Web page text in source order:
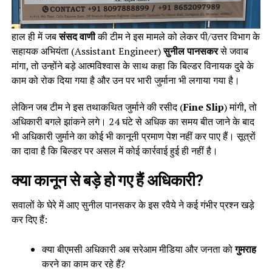
हाल ही में जबसंसद वाणीकी टीम ने इस मामले को लेकर पी/उत्तर विभाग के
सहायक अभियंता (Assistant Engineer)सुनील पानसकरसे जवाब
मांगा, तो उन्होंने बड़े आत्मविश्वास के साथ कहा कि बिल्डर विनायक दुबे के
काम को रोक दिया गया है और उन पर भारी जुर्माना भी लगाया गया है।
लेकिन जब टीम ने इस तथाकथित जुर्माने की रसीद (Fine Slip) मांगी, तो
अधिकारी बगले झांकने लगे। 24 घंटे से अधिक का समय बीत जाने के बाद
भी अधिकारी जुर्माने का कोई भी कानूनी प्रमाण पेश नहीं कर पाए हैं। सूत्रों
का दावा है कि बिल्डर पर असल में कोई कार्रवाई हुई ही नहीं है।
क्या कानून से बड़े हो गए हैं अधिकारी?
सवालों के घेरे में आए सुनील पानसकर के इस रवैये ने कई गंभीर प्रश्न खड़े
कर दिए हैं:
क्या बीएमसी अधिकारी अब सरेआम मीडिया और जनता कोगुमराह
करने का काम कर रहे हैं?